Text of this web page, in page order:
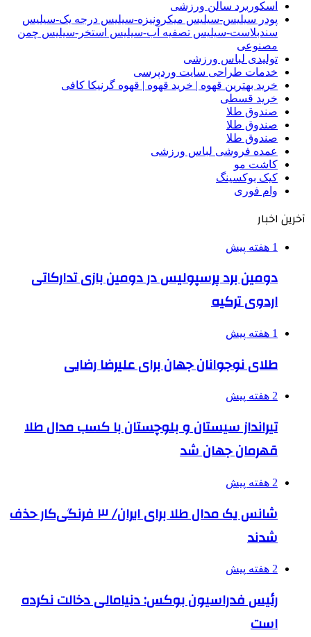
اسکوربرد سالن ورزشی
پودر سیلیس-سیلیس میکرونیزه-سیلیس درجه یک-سیلیس
سندبلاست-سیلیس تصفیه آب-سیلیس استخر-سیلیس چمن
مصنوعی
تولیدی لباس ورزشی
خدمات طراحی سایت وردپرسی
خرید بهترین قهوه | خرید قهوه | قهوه گرنیکا کافی
خرید قسطی
صندوق طلا
صندوق طلا
صندوق طلا
عمده فروشی لباس ورزشی
کاشت مو
کیک بوکسینگ
وام فوری
آخرین اخبار
1 هفته پیش
دومین برد پرسپولیس در دومین بازی تدارکاتی
اردوی ترکیه
1 هفته پیش
طلای نوجوانان جهان برای علیرضا رضایی
2 هفته پیش
تیرانداز سیستان و بلوچستان با کسب مدال طلا
قهرمان جهان شد
2 هفته پیش
شانس یک مدال طلا برای ایران/ ۳ فرنگی‌کار حذف
شدند
2 هفته پیش
رئیس فدراسیون بوکس: دنیامالی دخالت نکرده
است